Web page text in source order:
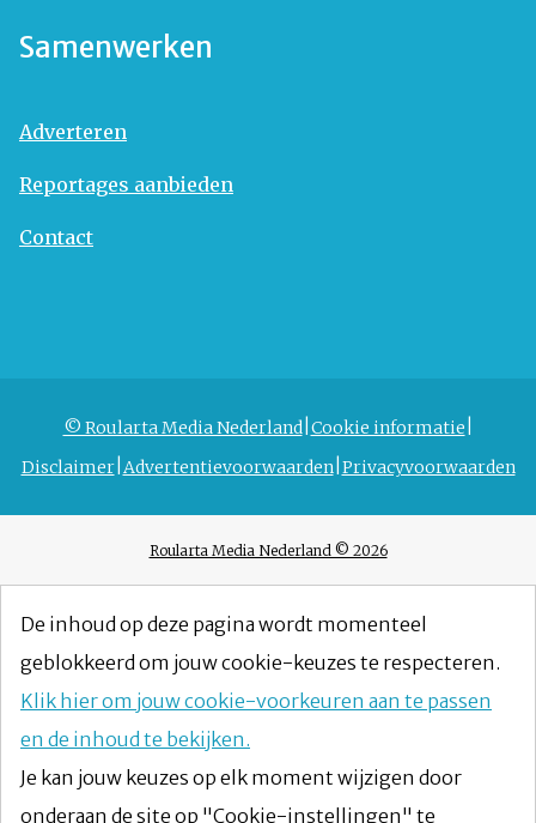
Samenwerken
Adverteren
Reportages aanbieden
Contact
© Roularta Media Nederland Cookie informatie
Disclaimer Advertentievoorwaarden Privacyvoorwaarden
Roularta Media Nederland © 2026
De inhoud op deze pagina wordt momenteel
geblokkeerd om jouw cookie-keuzes te respecteren.
Klik hier om jouw cookie-voorkeuren aan te passen
en de inhoud te bekijken.
Je kan jouw keuzes op elk moment wijzigen door
onderaan de site op "Cookie-instellingen" te